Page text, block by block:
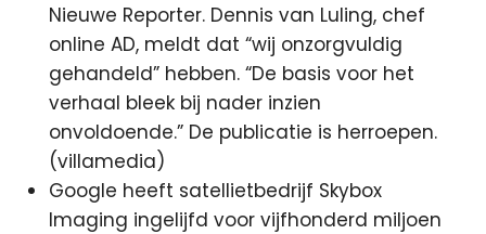
Nieuwe Reporter. Dennis van Luling, chef
online AD, meldt dat “wij onzorgvuldig
gehandeld” hebben. “De basis voor het
verhaal bleek bij nader inzien
onvoldoende.” De publicatie is herroepen.
(villamedia)
Google heeft satellietbedrijf Skybox
Imaging ingelijfd voor vijfhonderd miljoen